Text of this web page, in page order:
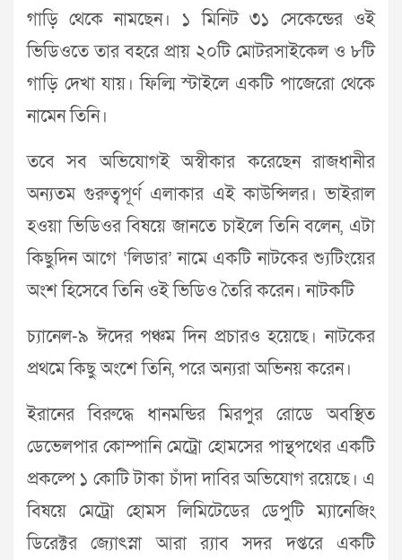
গাড়ি থেকে নামছেন। ১ মিনিট ৩১ সেকেন্ডের ওই
ভিডিওতে তার বহরে প্রায় ২০টি মোটরসাইকেল ও ৮টি
গাড়ি দেখা যায়। ফিল্মি স্টাইলে একটি পাজেরো থেকে
নামেন তিনি।
তবে সব অভিযোগই অস্বীকার করেছেন রাজধানীর
অন্যতম গুরুত্বপূর্ণ এলাকার এই কাউন্সিলর। ভাইরাল
হওয়া ভিডিওর বিষয়ে জানতে চাইলে তিনি বলেন, এটা
কিছুদিন আগে ‘লিডার’ নামে একটি নাটকের শ্যুটিংয়ের
অংশ হিসেবে তিনি ওই ভিডিও তৈরি করেন। নাটকটি
চ্যানেল-৯ ঈদের পঞ্চম দিন প্রচারও হয়েছে। নাটকের
প্রথমে কিছু অংশে তিনি, পরে অন্যরা অভিনয় করেন।
ইরানের বিরুদ্ধে ধানমন্ডির মিরপুর রোডে অবস্থিত
ডেভেলপার কোম্পানি মেট্রো হোমসের পান্থপথের একটি
প্রকল্পে ১ কোটি টাকা চাঁদা দাবির অভিযোগ রয়েছে। এ
বিষয়ে মেট্রো হোমস লিমিটেডের ডেপুটি ম্যানেজিং
ডিরেক্টর জ্যোৎস্না আরা র‌্যাব সদর দপ্তরে একটি